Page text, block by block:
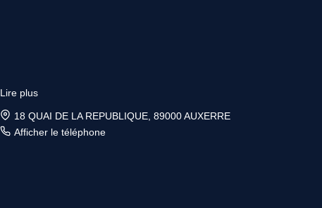
Lire plus
18 QUAI DE LA REPUBLIQUE, 89000 AUXERRE
Afficher le téléphone